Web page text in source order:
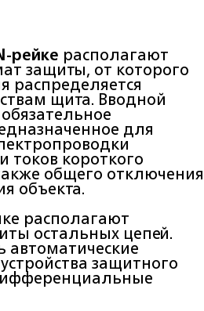
рейке располагают
защиты, от которого
распределяется
щита. Вводной
для
токов короткого
общего отключения
объекта.
располагают
остальных цепей.
автоматические
защитного